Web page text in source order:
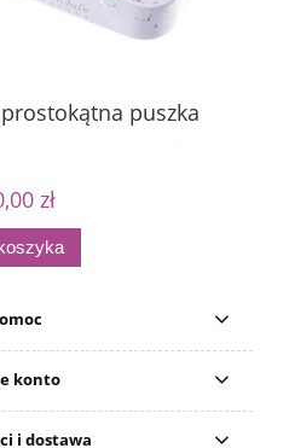
puszka
zł
konto
i dostawa